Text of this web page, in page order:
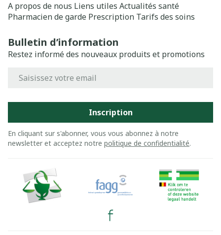
A propos de nous Liens utiles Actualités santé
Pharmacien de garde Prescription Tarifs des soins
Bulletin d’information
Restez informé des nouveaux produits et promotions
Inscription
En cliquant sur s'abonner, vous vous abonnez à notre
newsletter et acceptez notre politique de confidentialité.